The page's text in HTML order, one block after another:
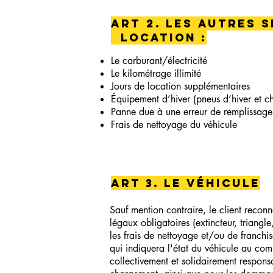
ART 2. Les autres
location :
Le carburant/électricité
Le kilométrage illimité
Jours de location supplémentaires
Équipement d’hiver (pneus d’hiver et
Panne due à une erreur de
Frais de nettoyage du véhicule
Sauf mention contraire, le client
légaux obligatoires (extincteur,
les frais de nettoyage et/ou de
qui indiquera l'état du véhicule au
collectivement et solidairement
ART 3. Le véhicule